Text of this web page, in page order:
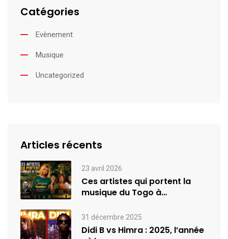
Catégories
Evènement
Musique
Uncategorized
Articles récents
23 avril 2026
Ces artistes qui portent la
musique du Togo à
31 décembre 2025
Didi B vs Himra : 2025, l’année